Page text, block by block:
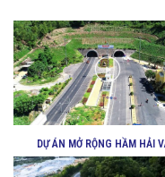
DỰ ÁN MỞ RỘNG HẦM HẢI